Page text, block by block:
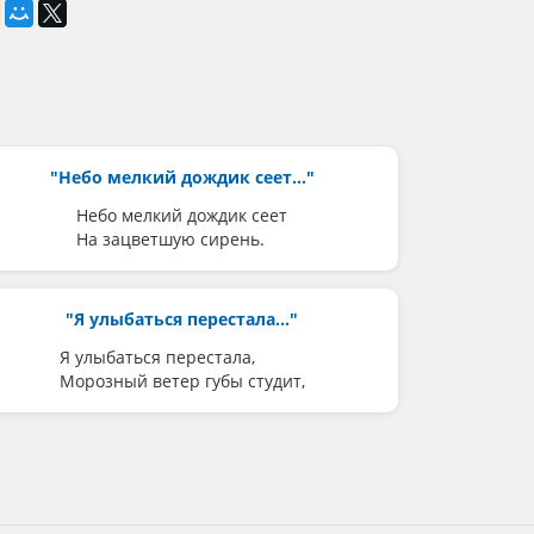
"Небо мелкий дождик сеет..."
Небо мелкий дождик сеет
На зацветшую сирень.
"Я улыбаться перестала..."
Я улыбаться перестала,
Морозный ветер губы студит,